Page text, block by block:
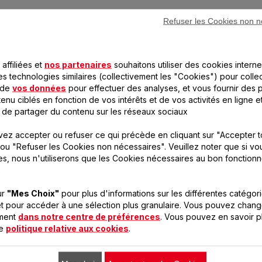
POUR 3
avec votre appareil, veuillez saisir la
affiliées et nos partenaires souhaitons utiliser des cookies
technologies similaires (collectivement les "Cookies") pour
vos données pour effectuer des analyses, et vous fournir des
ciblés en fonction de vos intérêts et de vos activités en ligne
partager du contenu sur les réseaux sociaux
accepter ou refuser ce qui précède en cliquant sur "Accepter
"Refuser les Cookies non nécessaires". Veuillez noter que si
nous n'utiliserons que les Cookies nécessaires au bon
"Mes Choix" pour plus d'informations sur les différentes
pour accéder à une sélection plus granulaire. Vous pouvez
dans notre centre de préférences . Vous pouvez en savoir
politique relative aux cookies
Refuser les Cookies non